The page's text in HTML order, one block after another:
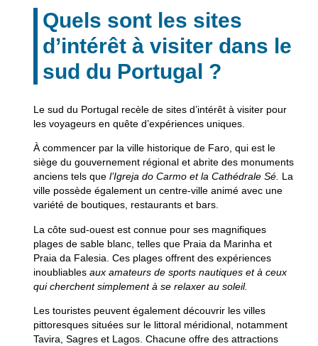
Quels sont les sites
d’intérêt à visiter dans le
sud du Portugal ?
Le sud du Portugal recèlede sites d’intérêt à visiter pour
les voyageurs en quête d’expériences uniques.
À commencer par la ville historique de Faro, qui est le
siège du gouvernement régional et abrite des monuments
anciens tels que l’Igreja do Carmo et la Cathédrale Sé. La
ville possède également un centre-ville animé avec une
variété de boutiques, restaurants et bars.
La côte sud-ouest est connue pour ses magnifiques
plages de sable blanc, telles que Praia da Marinha et
Praia da Falesia. Ces plages offrent des expériences
inoubliables aux amateurs de sports nautiques et à ceux
qui cherchent simplement à se relaxer au soleil.
Les touristes peuvent également découvrir les villes
pittoresques situées sur le littoral méridional, notamment
Tavira, Sagres et Lagos. Chacune offre des attractions